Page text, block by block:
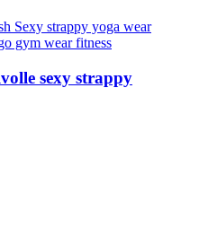
sexy strappy